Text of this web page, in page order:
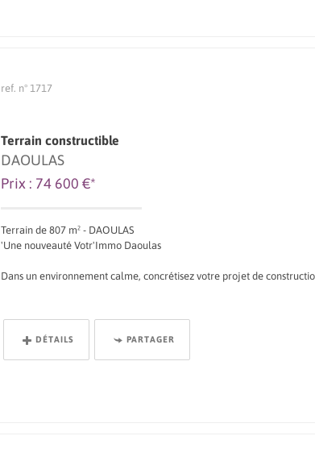
ref. n° 1717
Terrain constructible
DAOULAS
Prix : 74 600 €*
Terrain de 807 m² - DAOULAS
'Une nouveauté Votr'Immo Daoulas
Dans un environnement calme, concrétisez votre projet de
DÉTAILS PARTAGER